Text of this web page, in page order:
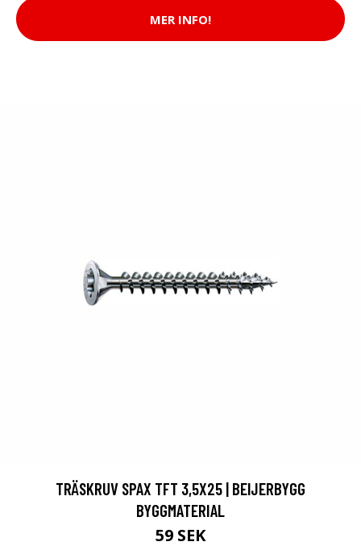
MER INFO!
TRÄSKRUV SPAX TFT 3,5X25 | BEIJERBYGG
BYGGMATERIAL
59 SEK